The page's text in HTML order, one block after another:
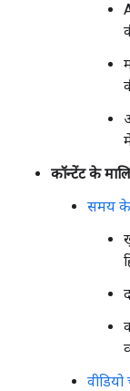
कॉन्टेंट के
समय के